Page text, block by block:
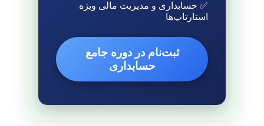
✅ حسابداری و مدیریت مالی ویژه
استارتاپ‌ها
ثبت‌نام در دوره جامع
حسابداری